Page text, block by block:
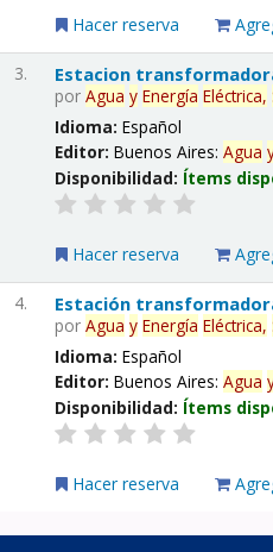
Hacer reserva
3. Estacion
porAgua y Energía Eléctrica,
Idioma:Español
Editor:Buenos Aires:Agua
Disponibilidad: Ítems
Hacer reserva
4. Estación
porAgua y Energía Eléctrica,
Idioma:Español
Editor:Buenos Aires:Agua
Disponibilidad: Ítems
Hacer reserva